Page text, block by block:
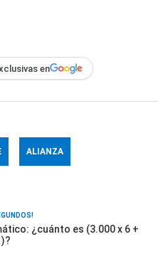
en
ALIANZA
¿cuánto es (3.000 x 6 +